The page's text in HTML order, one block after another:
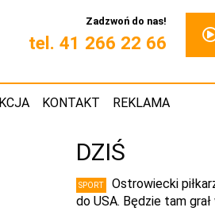
Zadzwoń do nas!
tel. 41 266 22 66
KONTAKT REKLAMA
DZIŚ
SPORT
Ostrowiecki
do USA. Będzie tam